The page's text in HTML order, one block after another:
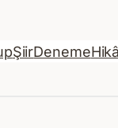
ŞiirDeneme